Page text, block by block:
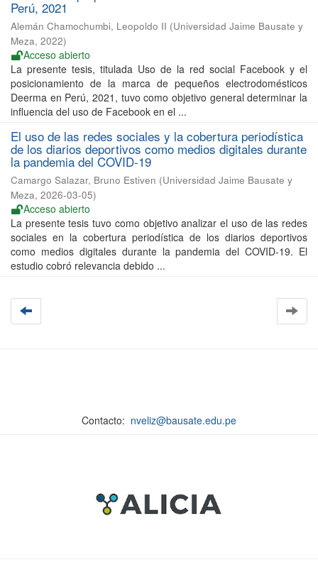
Perú, 2021
Alemán Chamochumbi, Leopoldo II (Universidad Jaime Bausate y
Meza, 2022)
Acceso abierto
La presente tesis, titulada Uso de la red social Facebook y el
posicionamiento de la marca de pequeños electrodomésticos
Deerma en Perú, 2021, tuvo como objetivo general determinar la
influencia del uso de Facebook en el ...
El uso de las redes sociales y la cobertura periodística
de los diarios deportivos como medios digitales durante
la pandemia del COVID-19
Camargo Salazar, Bruno Estiven (Universidad Jaime Bausate y
Meza, 2026-03-05)
Acceso abierto
La presente tesis tuvo como objetivo analizar el uso de las redes
sociales en la cobertura periodística de los diarios deportivos
como medios digitales durante la pandemia del COVID-19. El
estudio cobró relevancia debido ...
Contacto: nveliz@bausate.edu.pe